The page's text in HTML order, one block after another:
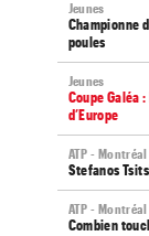
Jeunes
Championne
poules
Jeunes
Coupe Galéa
d’Europe
ATP - Montréal
Stefanos
ATP - Montréal
Combien